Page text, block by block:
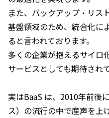
また、バックアップ・リス
基盤領域のため、統合化に
ると言われております。
多くの企業が抱えるサイロ
サービスとしても期待され
実はBaaS は、 2010年前後
ス）の流行の中で産声を上